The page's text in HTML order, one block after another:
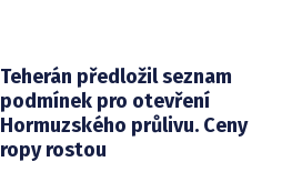
Teherán předložil seznam
podmínek pro otevření
Hormuzského průlivu. Ceny
ropy rostou